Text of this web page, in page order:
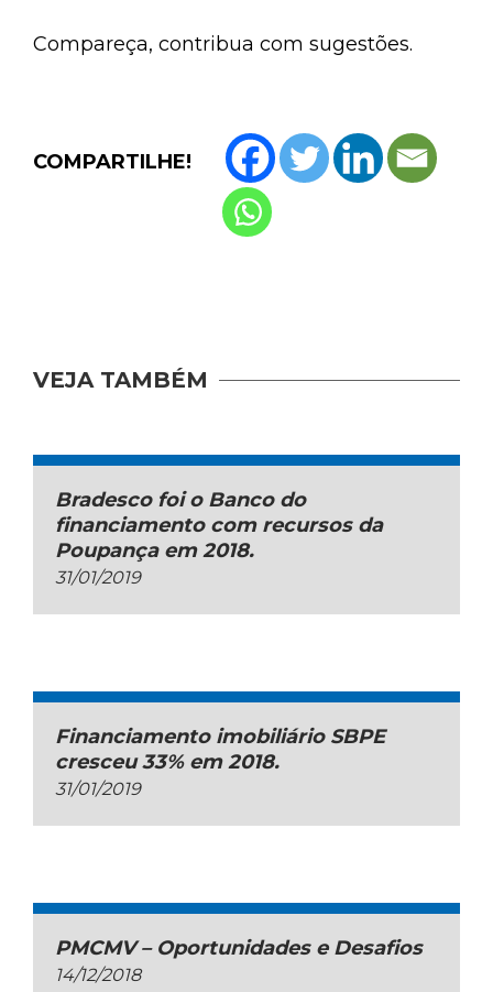
Compareça, contribua com sugestões.
COMPARTILHE!
VEJA TAMBÉM
Bradesco foi o Banco do
financiamento com recursos da
Poupança em 2018.
31/01/2019
Financiamento imobiliário SBPE
cresceu 33% em 2018.
31/01/2019
PMCMV – Oportunidades e Desafios
14/12/2018